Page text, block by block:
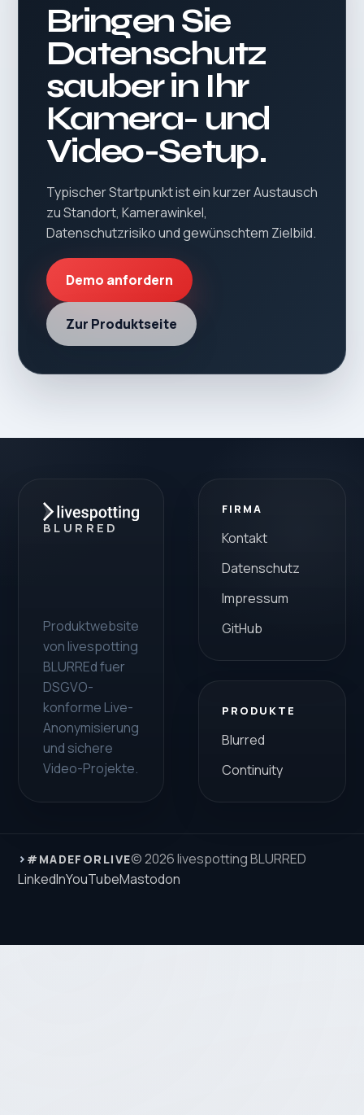
Bringen Sie
Datenschutz
sauber in Ihr
Kamera- und
Video-Setup.
Typischer Startpunkt ist ein kurzer Austausch
zu Standort, Kamerawinkel,
Datenschutzrisiko und gewünschtem Zielbild.
Demo anfordern
Zur Produktseite
BLURRED
Produktwebsite
von livespotting
BLURREd fuer
DSGVO-
konforme Live-
Anonymisierung
und sichere
Video-Projekte.
FIRMA
Kontakt
Datenschutz
Impressum
GitHub
PRODUKTE
Blurred
Continuity
› #MADEFORLIVE© 2026 livespotting BLURRED
LinkedInYouTubeMastodon